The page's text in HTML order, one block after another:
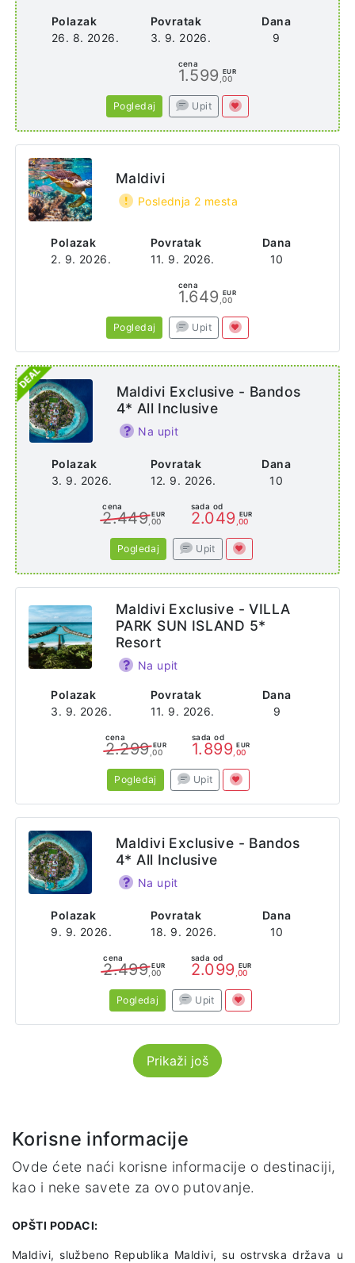
Polazak
26. 8. 2026.
Povratak
3. 9. 2026.
Dana
9
cena
1.599 EUR
,00
Pogledaj Upit
Polazak
2. 9. 2026.
Povratak
11. 9. 2026.
Dana
10
Maldivi
Poslednja 2 mesta
cena
1.649 EUR
,00
Pogledaj Upit
Polazak
3. 9. 2026.
Povratak
12. 9. 2026.
Dana
10
Maldivi Exclusive - Bandos
4* All Inclusive
Na upit
cena
2.449 EUR
,00
sada od
2.049 EUR
,00
Pogledaj Upit
Polazak
3. 9. 2026.
Povratak
11. 9. 2026.
Dana
9
Maldivi Exclusive - VILLA
PARK SUN ISLAND 5*
Resort
Na upit
cena
2.299 EUR
,00
sada od
1.899 EUR
,00
Pogledaj Upit
Polazak
9. 9. 2026.
Povratak
18. 9. 2026.
Dana
10
Maldivi Exclusive - Bandos
4* All Inclusive
Na upit
cena
2.499 EUR
,00
sada od
2.099 EUR
,00
Pogledaj Upit
Prikaži još
Korisne informacije
Ovde ćete naći korisne informacije o destinaciji,
kao i neke savete za ovo putovanje.
OPŠTI PODACI:
Maldivi, službeno Republika Maldivi, su ostrvska država u